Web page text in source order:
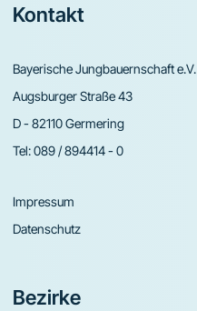
Footer
Kontakt
Bayerische Jungbauernschaft e.V.
Augsburger Straße 43
D - 82110 Germering
Tel:089 / 894414 - 0
Impressum
Datenschutz
Bezirke